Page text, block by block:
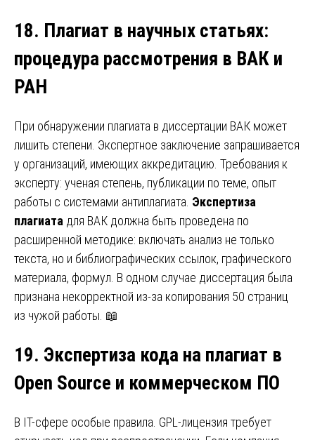
18. Плагиат в научных статьях:
процедура рассмотрения в ВАК и
РАН
При обнаружении плагиата в диссертации ВАК может
лишить степени. Экспертное заключение запрашивается
у организаций, имеющих аккредитацию. Требования к
эксперту: ученая степень, публикации по теме, опыт
работы с системами антиплагиата. Экспертиза
плагиата для ВАК должна быть проведена по
расширенной методике: включать анализ не только
текста, но и библиографических ссылок, графического
материала, формул. В одном случае диссертация была
признана некорректной из-за копирования 50 страниц
из чужой работы. 📖
19. Экспертиза кода на плагиат в
Open Source и коммерческом ПО
В IT-сфере особые правила. GPL-лицензия требует